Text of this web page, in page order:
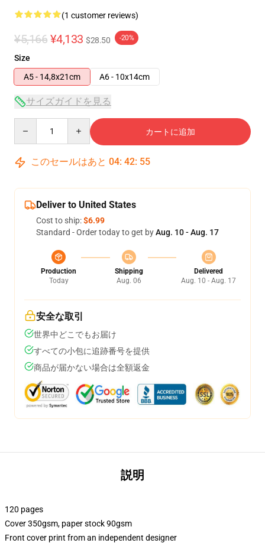
(1 customer reviews)
¥5,166 ¥4,133 $28.50 -20%
Size
A5 - 14,8x21cm
A6 - 10x14cm
サイズガイドを見る
カートに追加
このセールはあと 04: 42: 54
Deliver to United States
Cost to ship:$6.99
Standard - Order today to get byAug. 10 - Aug. 17
Production
Today
Shipping
Aug. 06
Delivered
Aug. 10 - Aug. 17
安全な取引
世界中どこでもお届け
すべての小包に追跡番号を提供
商品が届かない場合は全額返金
説明
120 pages
Cover 350gsm, paper stock 90gsm
Front cover print from an independent designer